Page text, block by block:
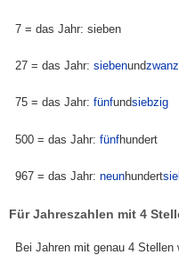
7 = das Jahr: sieben
27 = das Jahr:siebenund
75 = das Jahr:fünfundsiebzig
500 = das Jahr:fünfhundert
967 = das Jahr:neunhundert
Für Jahreszahlen mit 4
Bei Jahren mit genau 4 Stellen